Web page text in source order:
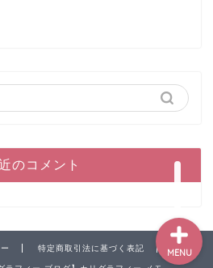
のコメント
特定商取引法に基づく表記 MENU
インク